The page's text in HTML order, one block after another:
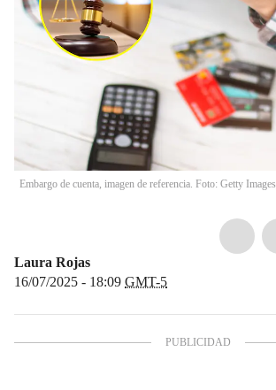
Embargo de cuenta, imagen de referencia. Foto: Getty Images
Laura Rojas
16/07/2025 - 18:09 GMT-5